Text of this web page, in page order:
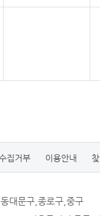
집거부 이용안내
동대문구,종로구,중구